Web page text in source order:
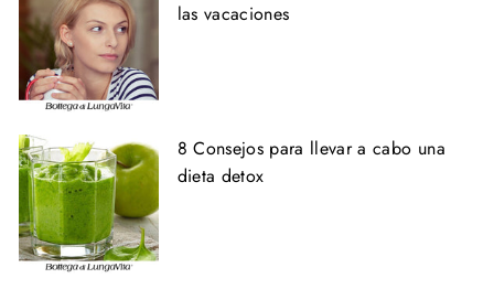
las vacaciones
8 Consejos para llevar a cabo una
dieta detox